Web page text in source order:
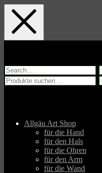
Skip
main
navigation
Skip
main
content
Skip
footer
Suchen
nach:
Allgäu Art Shop
für die Hand
für den Hals
für die Ohren
für den Arm
für die Wand